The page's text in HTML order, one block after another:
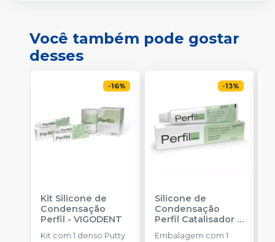
Você também pode gostar
desses
-16%
Kit Silicone de
Condensação
Perfil -VIGODENT
Kit com 1 denso Putty
-13%
Silicone de
Condensação
Perfil Catalisador-
VIGODENT
Embalagem com 1